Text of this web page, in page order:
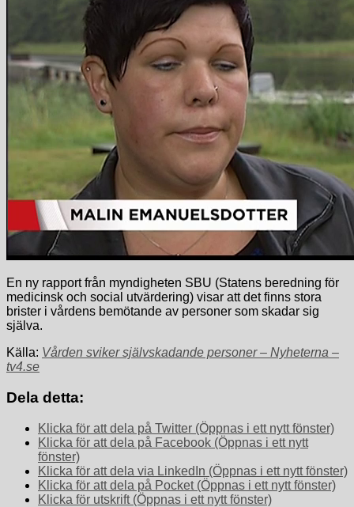
En ny rapport från myndigheten SBU (Statens beredning för
medicinsk och social utvärdering) visar att det finns stora
brister i vårdens bemötande av personer som skadar sig
själva.
Källa: Vården sviker självskadande personer – Nyheterna –
tv4.se
Dela detta:
Klicka för att dela på Twitter (Öppnas i ett nytt fönster)
Klicka för att dela på Facebook (Öppnas i ett nytt
fönster)
Klicka för att dela via LinkedIn (Öppnas i ett nytt fönster)
Klicka för att dela på Pocket (Öppnas i ett nytt fönster)
Klicka för utskrift (Öppnas i ett nytt fönster)